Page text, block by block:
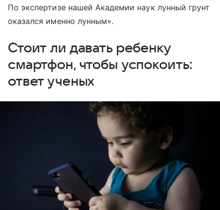
По экспертизе нашей Академии наук лунный грунт
оказался именно лунным».
Стоит ли давать ребенку
смартфон, чтобы успокоить:
ответ ученых